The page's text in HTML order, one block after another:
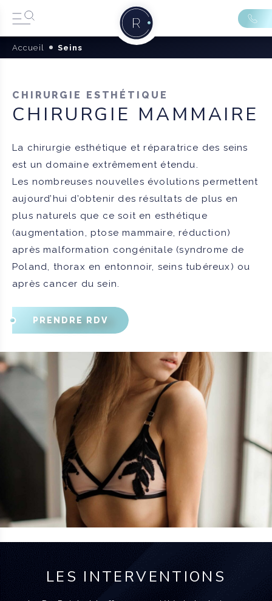
Accueil Seins
CHIRURGIE ESTHÉTIQUE
CHIRURGIE MAMMAIRE
La chirurgie esthétique et réparatrice des seins
est un domaine extrêmement étendu.
Les nombreuses nouvelles évolutions permettent
aujourd’hui d’obtenir des résultats de plus en
plus naturels que ce soit en esthétique
(augmentation, ptose mammaire, réduction)
après malformation congénitale (syndrome de
Poland, thorax en entonnoir, seins tubéreux) ou
après cancer du sein.
PRENDRE RDV
LES INTERVENTIONS